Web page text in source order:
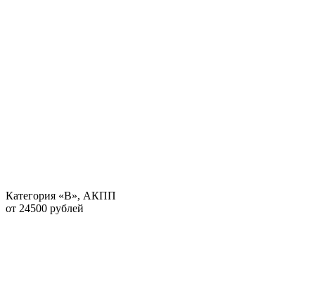
Категория «В», АКПП
от 24500 рублей